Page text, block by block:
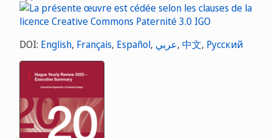
DOI: English, Français, Español, عربي, 中文, Русский